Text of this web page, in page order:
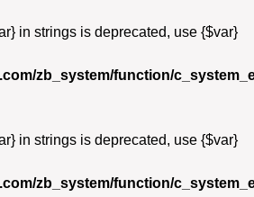
in strings is deprecated, use {$var}
zb_system/function/
in strings is deprecated, use {$var}
zb_system/function/